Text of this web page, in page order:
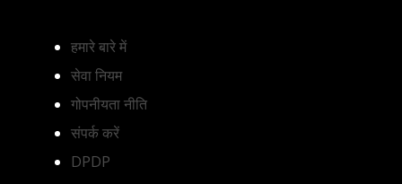
हमारे बारे में
सेवा नियम
गोपनीयता नीति
संपर्क करें
DPDP